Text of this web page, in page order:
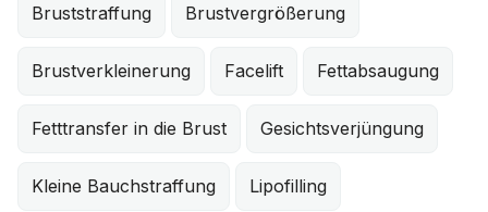
Bruststraffung Brustvergrößerung
Brustverkleinerung Facelift Fettabsaugung
Fetttransfer in die Brust Gesichtsverjüngung
Kleine Bauchstraffung Lipofilling